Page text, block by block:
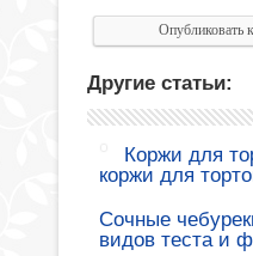
Другие статьи:
Коржи для
коржи для
Сочные
видов теста и